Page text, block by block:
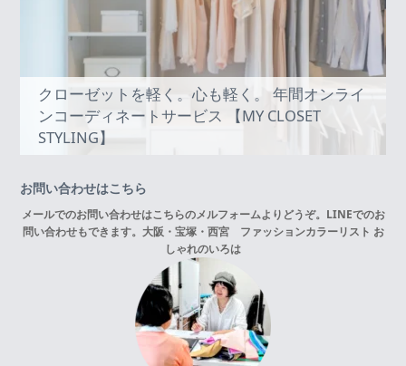
クローゼットを軽く。心も軽く。 年間オンライ
ンコーディネートサービス 【MY CLOSET
STYLING】
お問い合わせはこちら
メールでのお問い合わせはこちらのメルフォームよりどうぞ。LINEでのお
問い合わせもできます。 大阪・宝塚・西宮 ファッションカラーリスト お
しゃれのいろは